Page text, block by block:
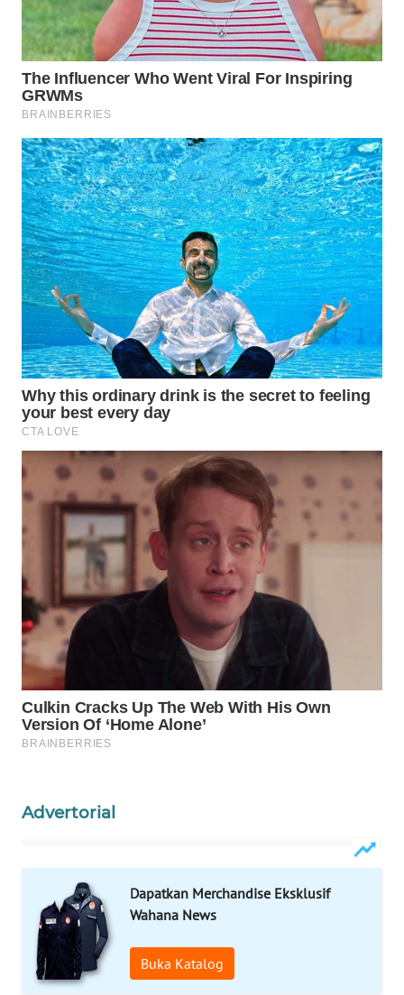
Advertorial
Dapatkan Merchandise Eksklusif
Wahana News
Buka Katalog
KONSUMEN
LISTRIK
MASYARAKAT
KELISTRIKAN
WALINKI
ID
MAWAKA
ID
MARTABAT
NET
PLN
WATCH
MKLI
LPKKI
LKKI
KOPEKLIN
PORTAL
KONSUMEN
FORWAMKI
ALPERKLINAS
TAMBANG
SITUNGIR
NEWS
SIDIKALANG
NEWS